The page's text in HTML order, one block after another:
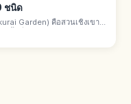
ชนิด
Garden) คือสวนเชิงเขา
พื้นที่ราว 150,000 ตร.ม. (3
ราว 400 ชนิด 8 สวนธีม โคเคีย